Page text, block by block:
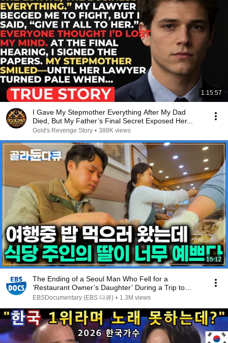
1:15:57
I Gave My Stepmother Everything After My Dad
Died, But My Father’s Final Secret Exposed Her...
Gold's Revenge Story • 388K views
15:12
The Ending of a Seoul Man Who Fell for a
‘Restaurant Owner’s Daughter’ During a Trip to
Mokpo | K...
EBSDocumentary (EBS 다큐) • 1.3M views